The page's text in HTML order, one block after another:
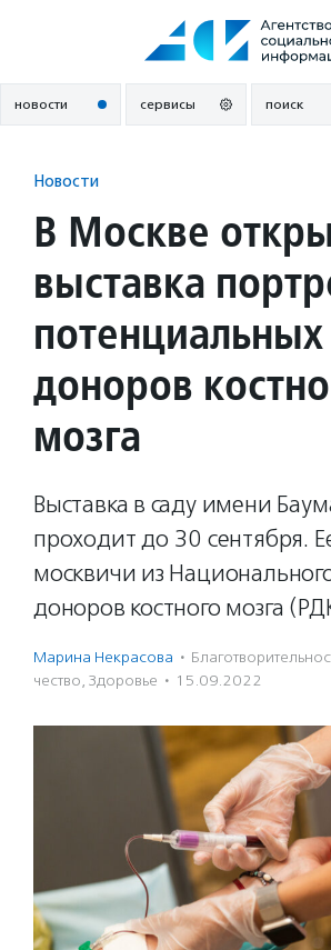
новости сервисы поиск
Новости
В Москве
выставка
потенциальных
доноров
мозга
Выставка в саду имени
проходит до 30 сентября.
москвичи из
доноров костного мозга
Марина Некрасова ·
чест­во, Здоровье · 15.09.2022